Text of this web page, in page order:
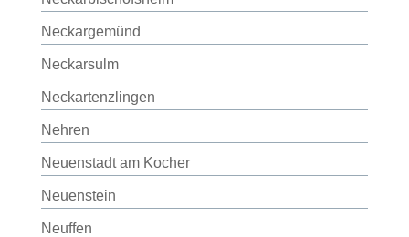
Neckargemünd
Neckarsulm
Neckartenzlingen
Nehren
Neuenstadt am Kocher
Neuenstein
Neuffen